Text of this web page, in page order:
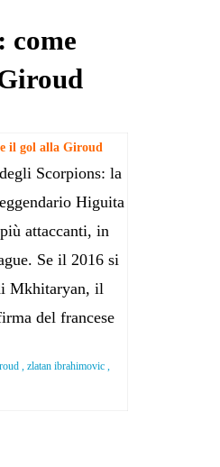
come
il gol alla Giroud
Scorpions: la
Higuita
attaccanti, in
Se il 2016 si
Mkhitaryan, il
del francese
, zlatan ibrahimovic ,